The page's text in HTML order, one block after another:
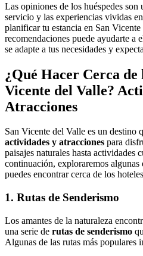
Las opiniones de los huéspedes
servicio y las experiencias vividas
planificar tu estancia en San
recomendaciones puede ayudarte a
se adapte a tus necesidades y
¿Qué Hacer Cerca de
Vicente del Valle?
Atracciones
San Vicente del Valle es un destino
actividades y atracciones para
paisajes naturales hasta actividades
continuación, exploraremos algunas
puedes encontrar cerca de los
1. Rutas de Senderismo
Los amantes de la naturaleza
una serie de rutas de senderismo
Algunas de las rutas más populares